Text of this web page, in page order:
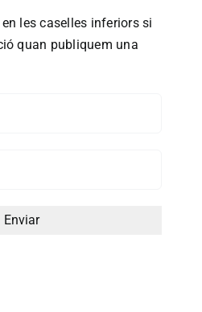
les caselles inferiors si
quan publiquem una